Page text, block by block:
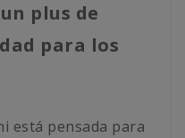
plus de
para los
está pensada para